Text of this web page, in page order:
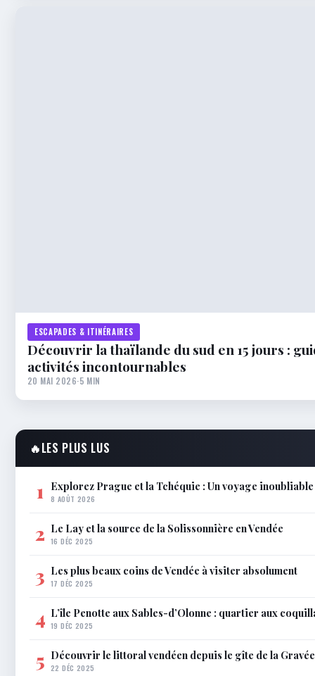
ESCAPADES & ITINÉRAIRES
Découvrir la thaïlande du sud en 15 jours :
activités incontournables
20 MAI 2026·5 MIN
🔥LES PLUS LUS
1 Explorez Prague et la Tchéquie : Un voyage
8 AOÛT 2026
2 Le Lay et la source de la Solissonnière en Vendée
16 DÉC 2025
3 Les plus beaux coins de Vendée à visiter absolument
17 DÉC 2025
4 L’île Penotte aux Sables-d’Olonne : quartier aux
19 DÉC 2025
5 Découvrir le littoral vendéen depuis le gîte de la Gravée
22 DÉC 2025